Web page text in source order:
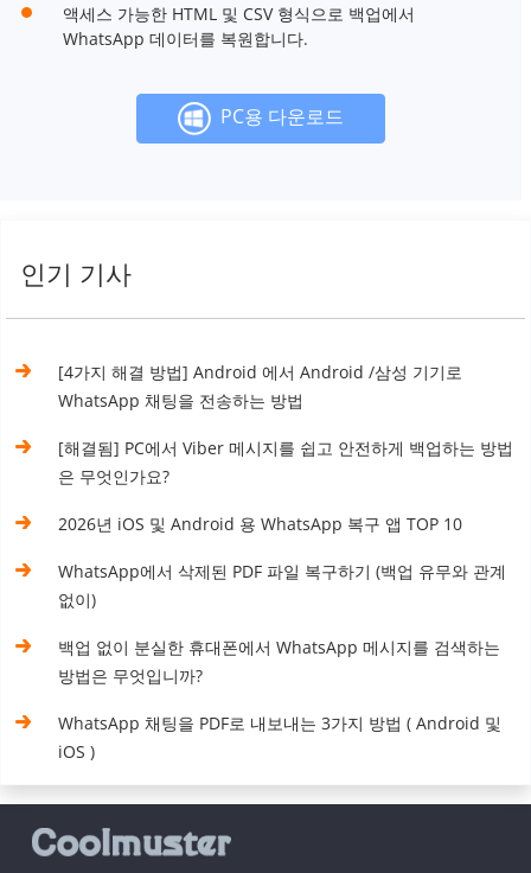
액세스 가능한 HTML 및 CSV 형식으로 백업에서
WhatsApp 데이터를 복원합니다.
PC용 다운로드
인기 기사
[4가지 해결 방법] Android 에서 Android /삼성 기기로
WhatsApp 채팅을 전송하는 방법
[해결됨] PC에서 Viber 메시지를 쉽고 안전하게 백업하는 방법
은 무엇인가요?
2026년 iOS 및 Android 용 WhatsApp 복구 앱 TOP 10
WhatsApp에서 삭제된 PDF 파일 복구하기 (백업 유무와 관계
없이)
백업 없이 분실한 휴대폰에서 WhatsApp 메시지를 검색하는
방법은 무엇입니까?
WhatsApp 채팅을 PDF로 내보내는 3가지 방법 ( Android 및
iOS )